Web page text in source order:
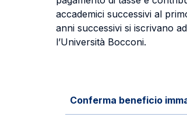
accademici successivi al
anni successivi si iscrivano
l’Università Bocconi.
Conferma beneficio